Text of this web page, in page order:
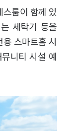
룸이 함께 있
세탁기 등을
스마트홈 시
니티 시설 예